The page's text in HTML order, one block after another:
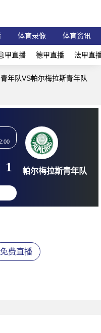
体育录像 体育资讯
甲直播 德甲直播 法甲直
年队VS帕尔梅拉斯青年队
巴青锦
07-09 02:00
: 1 帕尔梅拉
免费直播